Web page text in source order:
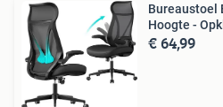
Bureaustoel
Hoogte -
€ 64,99